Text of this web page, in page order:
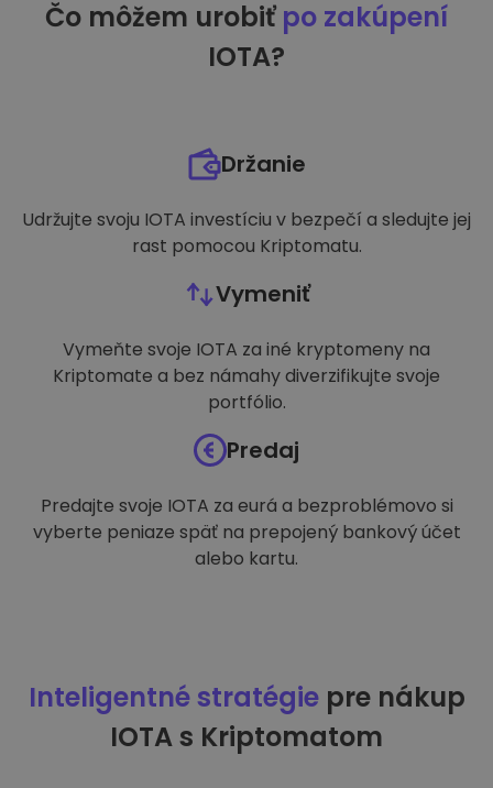
Čo môžem urobiť po zakúpení
IOTA?
Držanie
Udržujte svoju IOTA investíciu v bezpečí a sledujte jej
rast pomocou Kriptomatu.
Vymeniť
Vymeňte svoje IOTA za iné kryptomeny na
Kriptomate a bez námahy diverzifikujte svoje
portfólio.
Predaj
Predajte svoje IOTA za eurá a bezproblémovo si
vyberte peniaze späť na prepojený bankový účet
alebo kartu.
Inteligentné stratégiepre nákup
IOTA s Kriptomatom